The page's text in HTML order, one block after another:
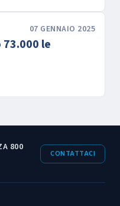
07 GENNAIO 2025
le
800
CONTATTACI